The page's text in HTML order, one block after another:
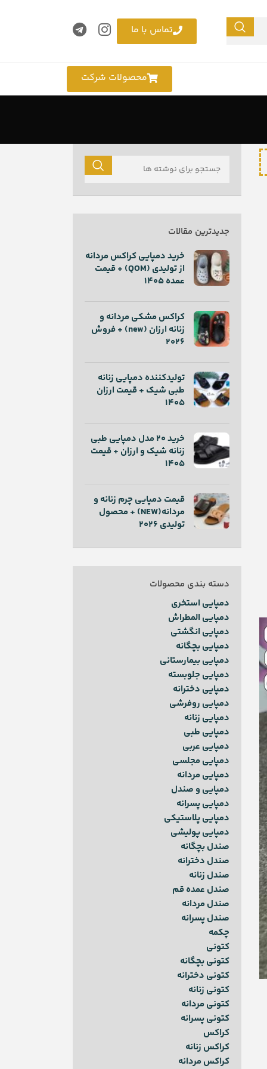
تماس با ما
محصولات شرکت
جدیدترین مقالات
خرید دمپایی کراکس مردانه
از تولیدی (QOM) + قیمت
عمده 1405
کراکس مشکی مردانه و
زنانه ارزان (new) + فروش
2026
تولیدکننده دمپایی زنانه
طبی شیک + قیمت ارزان
1405
خرید ۲۰ مدل دمپایی طبی
زنانه شیک و ارزان + قیمت
1405
قیمت دمپایی چرم زنانه و
مردانه(NEW) + محصول
تولیدی 2026
دسته بندی محصولات
دمپایی استخری
دمپایی المطراش
دمپایی انگشتی
دمپایی بچگانه
دمپایی بیمارستانی
دمپایی جلوبسته
دمپایی دخترانه
دمپایی روفرشی
دمپایی زنانه
دمپایی طبی
دمپایی عربی
دمپایی مجلسی
دمپایی مردانه
دمپایی و صندل
دمپایی پسرانه
دمپایی پلاستیکی
دمپایی پولیشی
صندل بچگانه
صندل دخترانه
صندل زنانه
صندل عمده قم
صندل مردانه
صندل پسرانه
چکمه
کتونی
کتونی بچگانه
کتونی دخترانه
کتونی زنانه
کتونی مردانه
کتونی پسرانه
کراکس
کراکس زنانه
کراکس مردانه